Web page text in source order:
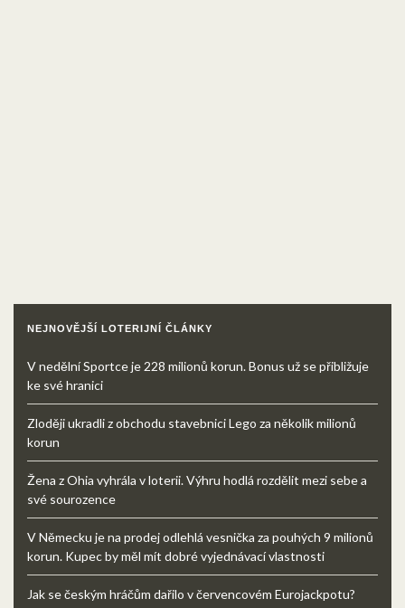
NEJNOVĚJŠÍ LOTERIJNÍ ČLÁNKY
V nedělní Sportce je 228 milionů korun. Bonus už se přibližuje
ke své hranici
Zloději ukradli z obchodu stavebnici Lego za několik milionů
korun
Žena z Ohia vyhrála v loterii. Výhru hodlá rozdělit mezi sebe a
své sourozence
V Německu je na prodej odlehlá vesnička za pouhých 9 milionů
korun. Kupec by měl mít dobré vyjednávací vlastnosti
Jak se českým hráčům dařilo v červencovém Eurojackpotu?